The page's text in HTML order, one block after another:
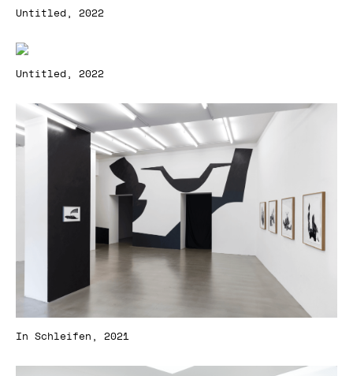
Untitled, 2022
Untitled, 2022
In Schleifen, 2021